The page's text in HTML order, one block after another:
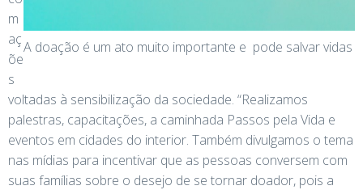
A doação é um ato muito importante e pode salvar vidas
m
aç
õe
s
voltadas à sensibilização da sociedade. “Realizamos
palestras, capacitações, a caminhada Passos pela Vida e
eventos em cidades do interior. Também divulgamos o tema
nas mídias para incentivar que as pessoas conversem com
suas famílias sobre o desejo de se tornar doador, pois a